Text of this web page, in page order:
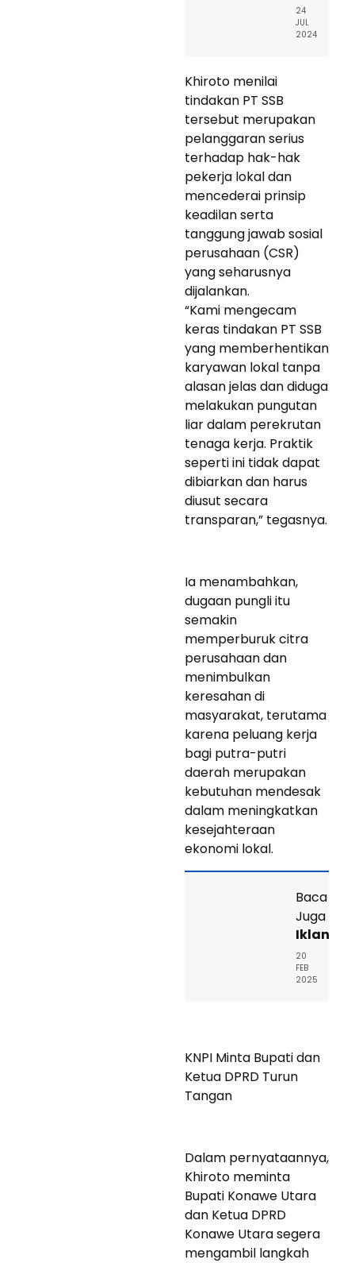
24
JUL
2024
Khiroto menilai
tindakan PT SSB
tersebut merupakan
pelanggaran serius
terhadap hak-hak
pekerja lokal dan
mencederai prinsip
keadilan serta
tanggung jawab sosial
perusahaan (CSR)
yang seharusnya
dijalankan.
“Kami mengecam
keras tindakan PT SSB
yang memberhentikan
karyawan lokal tanpa
alasan jelas dan diduga
melakukan pungutan
liar dalam perekrutan
tenaga kerja. Praktik
seperti ini tidak dapat
dibiarkan dan harus
diusut secara
transparan,” tegasnya.
Ia menambahkan,
dugaan pungli itu
semakin
memperburuk citra
perusahaan dan
menimbulkan
keresahan di
masyarakat, terutama
karena peluang kerja
bagi putra-putri
daerah merupakan
kebutuhan mendesak
dalam meningkatkan
kesejahteraan
ekonomi lokal.
Baca
Juga
Iklan
20
FEB
2025
KNPI Minta Bupati dan
Ketua DPRD Turun
Tangan
Dalam pernyataannya,
Khiroto meminta
Bupati Konawe Utara
dan Ketua DPRD
Konawe Utara segera
mengambil langkah